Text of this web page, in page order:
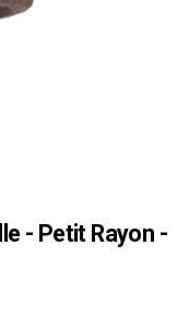
- Petit Rayon -